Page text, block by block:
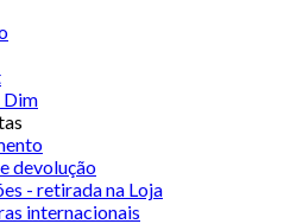
Dim
devolução
- retirada na Loja
internacionais